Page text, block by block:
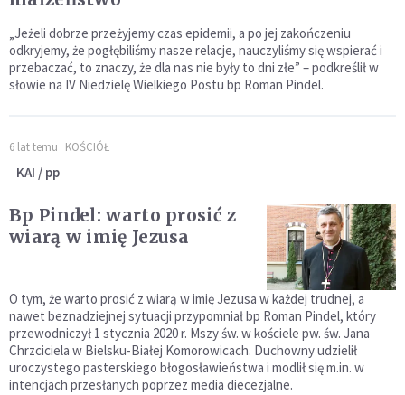
„Jeżeli dobrze przeżyjemy czas epidemii, a po jej zakończeniu
odkryjemy, że pogłębiliśmy nasze relacje, nauczyliśmy się wspierać i
przebaczać, to znaczy, że dla nas nie były to dni złe” – podkreślił w
słowie na IV Niedzielę Wielkiego Postu bp Roman Pindel.
6 lat temu KOŚCIÓŁ
KAI / pp
Bp Pindel: warto prosić z
wiarą w imię Jezusa
O tym, że warto prosić z wiarą w imię Jezusa w każdej trudnej, a
nawet beznadziejnej sytuacji przypomniał bp Roman Pindel, który
przewodniczył 1 stycznia 2020 r. Mszy św. w kościele pw. św. Jana
Chrzciciela w Bielsku-Białej Komorowicach. Duchowny udzielił
uroczystego pasterskiego błogosławieństwa i modlił się m.in. w
intencjach przesłanych poprzez media diecezjalne.